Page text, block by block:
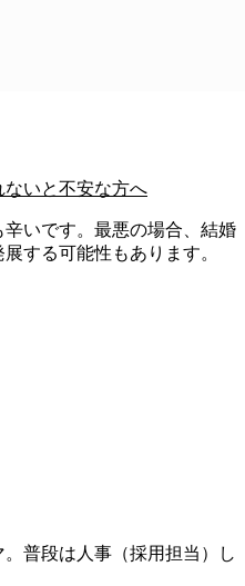
いと不安な方へ
いです。最悪の場合、結婚
する可能性もあります。
普段は人事（採用担当）し